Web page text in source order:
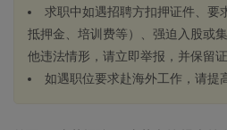
求职中如遇招聘方扣押证件、要
抵押金、培训费等）、强迫入股或
他违法情形，请立即举报，并保留
如遇职位要求赴海外工作，请提